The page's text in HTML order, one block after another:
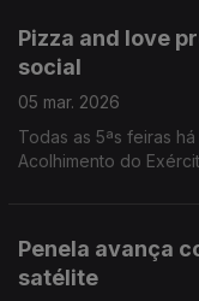
Pizza and love
social
05 mar. 2026
Todas as 5ªs feiras
Acolhimento do
Penela avança
satélite